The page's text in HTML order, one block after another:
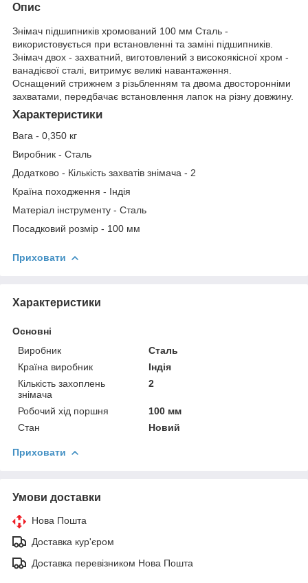
Опис
Знімач підшипників хромований 100 мм Сталь -
використовується при встановленні та заміні підшипників.
Знімач двох - захватний, виготовлений з високоякісної хром -
ванадієвої сталі, витримує великі навантаження.
Оснащений стрижнем з різьбленням та двома двосторонніми
захватами, передбачає встановлення лапок на різну довжину.
Характеристики
Вага - 0,350 кг
Виробник - Сталь
Додатково - Кількість захватів знімача - 2
Країна походження - Індія
Матеріал інструменту - Сталь
Посадковий розмір - 100 мм
Приховати
Характеристики
Основні
Виробник
Сталь
Країна виробник
Індія
Кількість захоплень
знімача
2
Робочий хід поршня
100 мм
Стан
Новий
Приховати
Умови доставки
Нова Пошта
Доставка кур'єром
Доставка перевізником Нова Пошта